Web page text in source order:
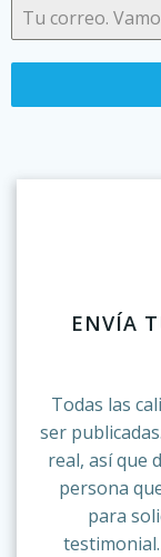
ENVÍA
Todas las
ser
real, así que
persona
para